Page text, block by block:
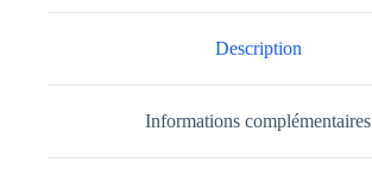
Description
Informations complémentaires